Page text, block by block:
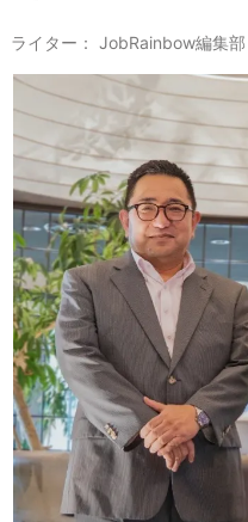
ライター： JobRainbow編集部